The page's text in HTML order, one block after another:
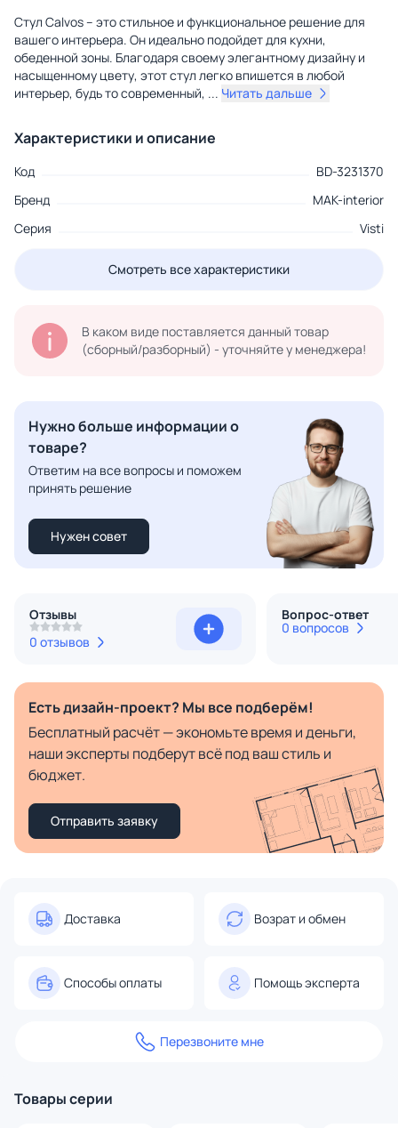
Стул Calvos – это стильное и функциональное решение для
вашего интерьера. Он идеально подойдет для кухни,
обеденной зоны. Благодаря своему элегантному дизайну и
насыщенному цвету, этот стул легко впишется в любой
интерьер, будь то современный, ... Читать дальше
Характеристики и описание
Код
BD-3231370
Бренд
MAK-interior
Серия
Visti
Смотреть все характеристики
В каком виде поставляется данный товар
(сборный/разборный) - уточняйте у менеджера!
Нужно больше информации о
товаре?
Ответим на все вопросы и поможем
принять решение
Нужен совет
Отзывы
0 отзывов
Вопрос-ответ
0 вопросов
Есть дизайн-проект? Мы все подберём!
Бесплатный расчёт — экономьте время и деньги,
наши эксперты подберут всё под ваш стиль и
бюджет.
Отправить заявку
Доставка Возрат и обмен
Способы оплаты Помощь эксперта
Перезвоните мне
Товары серии